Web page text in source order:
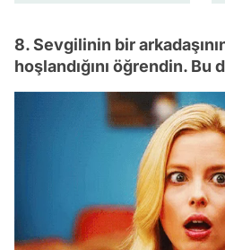
8. Sevgilinin bir
hoşlandığını öğrendin. Bu